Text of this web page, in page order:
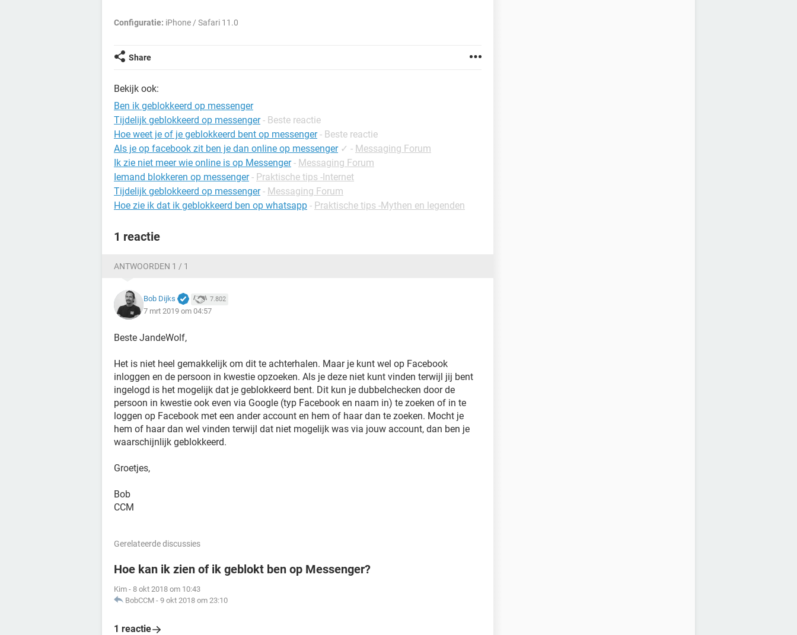
Configuratie: iPhone / Safari 11.0
Share
Bekijk ook:
Ben ik geblokkeerd op messenger
Tijdelijk geblokkeerd op messenger - Beste reactie
Hoe weet je of je geblokkeerd bent op messenger - Beste reactie
Als je op facebook zit ben je dan online op messenger ✓ - Messaging Forum
Ik zie niet meer wie online is op Messenger - Messaging Forum
Iemand blokkeren op messenger - Praktische tips -Internet
Tijdelijk geblokkeerd op messenger - Messaging Forum
Hoe zie ik dat ik geblokkeerd ben op whatsapp - Praktische tips -Mythen en legenden
1 reactie
ANTWOORDEN 1 / 1
Bob Dijks 7.802
7 mrt 2019 om 04:57
Beste JandeWolf,
Het is niet heel gemakkelijk om dit te achterhalen. Maar je kunt wel op Facebook
inloggen en de persoon in kwestie opzoeken. Als je deze niet kunt vinden terwijl jij bent
ingelogd is het mogelijk dat je geblokkeerd bent. Dit kun je dubbelchecken door de
persoon in kwestie ook even via Google (typ Facebook en naam in) te zoeken of in te
loggen op Facebook met een ander account en hem of haar dan te zoeken. Mocht je
hem of haar dan wel vinden terwijl dat niet mogelijk was via jouw account, dan ben je
waarschijnlijk geblokkeerd.
Groetjes,
Bob
CCM
Gerelateerde discussies
Hoe kan ik zien of ik geblokt ben op Messenger?
Kim - 8 okt 2018 om 10:43
BobCCM - 9 okt 2018 om 23:10
1 reactie